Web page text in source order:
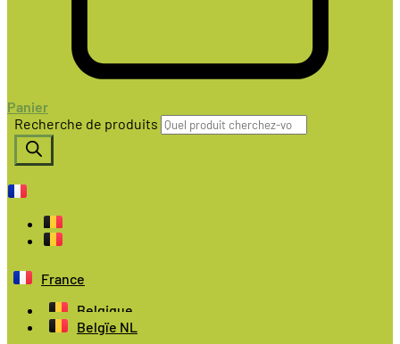
Panier
Recherche de produits
France
Belgique
Belgïe NL